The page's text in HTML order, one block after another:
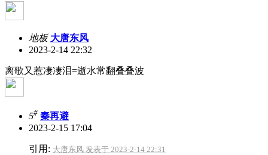
地板 大唐东风
2023-2-14 22:32
离歌又惹凄凄泪=逝水常翻叠叠波
5# 秦再避
2023-2-15 17:04
引用: 大唐东风 发表于 2023-2-14 22:31